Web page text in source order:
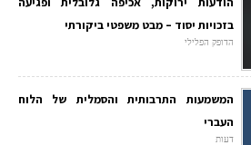
בזכויות יסוד – מבט משפטי ביקורתי
הדופק הפלילי
המשמעות התרבותית והסמלית של הלוח
העברי
דעות